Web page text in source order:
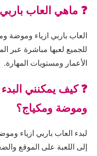
❓ ماهي العاب
العاب باربي ازياء وموضة
للجميع لعبها مباشرة عبر
الأعمار ومستويات المهارة.
❓ كيف يمكنني البدء
وموضة ومكياج؟
لبدء العاب باربي ازياء
إلى اللعبة على الموقع